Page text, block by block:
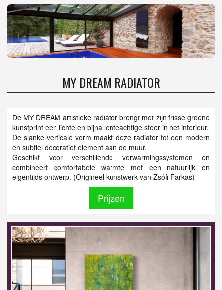
MY DREAM RADIATOR
De MY DREAM artistieke radiator brengt met zijn frisse groene
kunstprint een lichte en bijna lenteachtige sfeer in het interieur.
De slanke verticale vorm maakt deze radiator tot een modern
en subtiel decoratief element aan de muur.
Geschikt voor verschillende verwarmingssystemen en
combineert comfortabele warmte met een natuurlijk en
eigentijds ontwerp. (Origineel kunstwerk van Zsófi Farkas)
Prijzen